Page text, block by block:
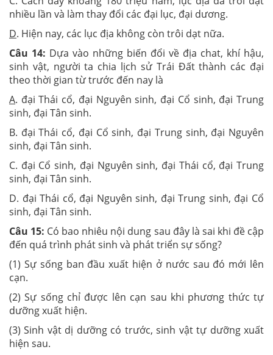
nhiều lần và làm thay đổi các đại lục, đại dương.
D. Hiện nay, các lục địa không còn trôi dạt nữa.
Câu 14: Dựa vào những biến đổi về địa chat, khí hậu,
sinh vật, người ta chia lịch sử Trái Đất thành các đại
theo thời gian từ trước đến nay là
A. đại Thái cổ, đại Nguyên sinh, đại Cổ sinh, đại Trung
sinh, đại Tân sinh.
B. đại Thái cổ, đại Cổ sinh, đại Trung sinh, đại Nguyên
sinh, đại Tân sinh.
C. đại Cổ sinh, đại Nguyên sinh, đại Thái cổ, đại Trung
sinh, đại Tân sinh.
D. đại Thái cổ, đại Nguyên sinh, đại Trung sinh, đại Cổ
sinh, đại Tân sinh.
Câu 15: Có bao nhiêu nội dung sau đây là sai khi đề cập
đến quá trình phát sinh và phát triển sự sống?
(1) Sự sống ban đầu xuất hiện ở nước sau đó mới lên
cạn.
(2) Sự sống chỉ được lên cạn sau khi phương thức tự
dưỡng xuất hiện.
(3) Sinh vật dị dưỡng có trước, sinh vật tự dưỡng xuất
hiện sau.